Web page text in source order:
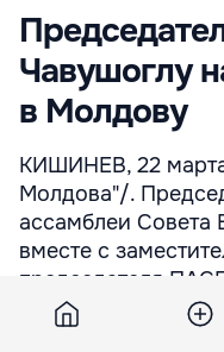
Чавушоглу
в Молдову
КИШИНЕВ, 22
Молдова"/.
ассамблеи
вместе с
председателя
25 марта